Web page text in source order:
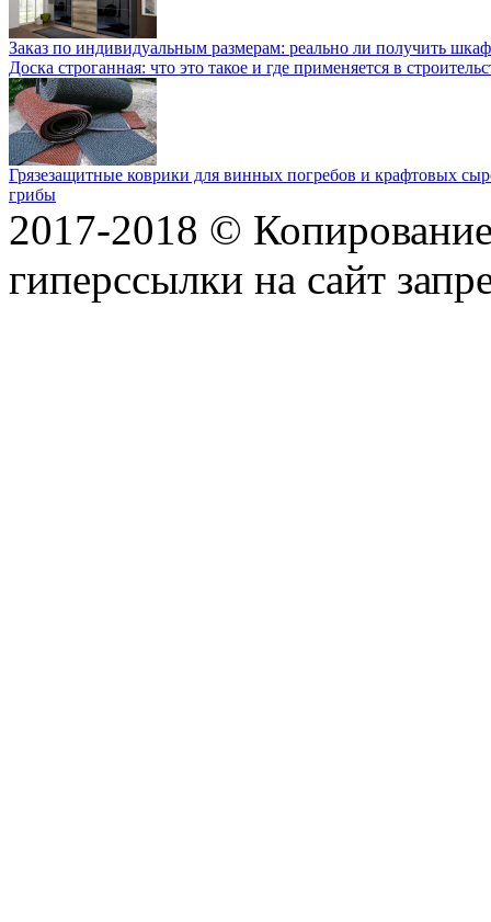
Заказ по индивидуальным размерам: реально ли получить
Доска строганная: что это такое и где применяется в
Грязезащитные коврики для винных погребов и крафтовых
грибы
2017-2018 ©
гиперссылки на сайт